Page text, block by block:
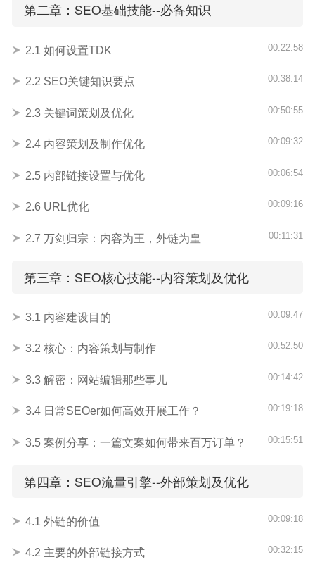
第二章：SEO基础技能--必备知识
2.1 如何设置TDK 00:22:58
2.2 SEO关键知识要点 00:38:14
2.3 关键词策划及优化 00:50:55
2.4 内容策划及制作优化 00:09:32
2.5 内部链接设置与优化 00:06:54
2.6 URL优化 00:09:16
2.7 万剑归宗：内容为王，外链为皇 00:11:31
第三章：SEO核心技能--内容策划及优化
3.1 内容建设目的 00:09:47
3.2 核心：内容策划与制作 00:52:50
3.3 解密：网站编辑那些事儿 00:14:42
3.4 日常SEOer如何高效开展工作？ 00:19:18
3.5 案例分享：一篇文案如何带来百万订单？ 00:15:51
第四章：SEO流量引擎--外部策划及优化
4.1 外链的价值 00:09:18
4.2 主要的外部链接方式 00:32:15